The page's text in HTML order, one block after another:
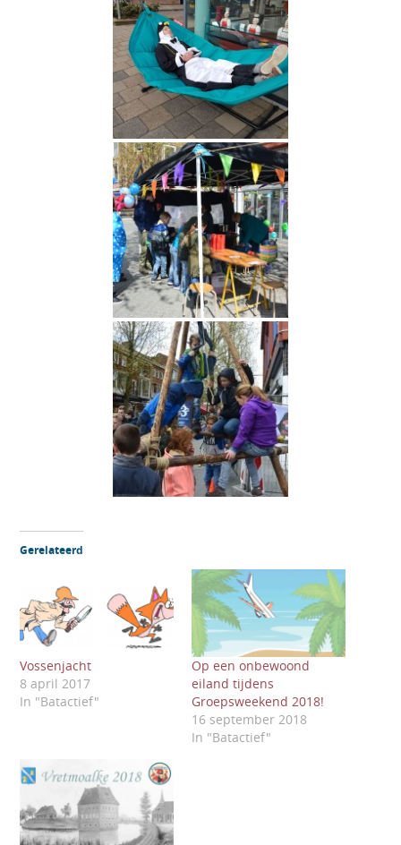
Gerelateerd
Vossenjacht
8 april 2017
In "Batactief"
Op een onbewoond
eiland tijdens
Groepsweekend 2018!
16 september 2018
In "Batactief"